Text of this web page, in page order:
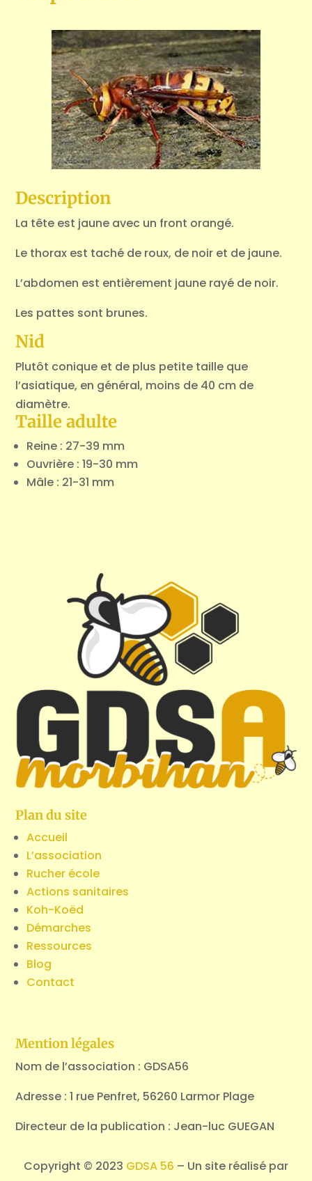
Description
La tête est jaune avec un front orangé.
Le thorax est taché de roux, de noir et de jaune.
L’abdomen est entièrement jaune rayé de noir.
Les pattes sont brunes.
Nid
Plutôt conique et de plus petite taille que
l’asiatique, en général, moins de 40 cm de
diamètre.
Taille adulte
Reine : 27-39 mm
Ouvrière : 19-30 mm
Mâle : 21-31 mm
Plan du site
Accueil
L’association
Rucher école
Actions sanitaires
Koh-Koëd
Démarches
Ressources
Blog
Contact
Mention légales
Nom de l’association : GDSA56
Adresse : 1 rue Penfret, 56260 Larmor Plage
Directeur de la publication : Jean-luc GUEGAN
Copyright © 2023 GDSA 56 – Un site réalisé par